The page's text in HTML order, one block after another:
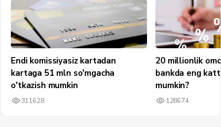
Endi komissiyasiz kartadan
kartaga 51 mln so'mgacha
o'tkazish mumkin
311628
20 millionlik
bankda eng
mumkin?
128674